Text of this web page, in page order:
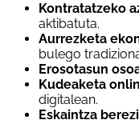
Kontratatzeko
aktibatuta.
Aurrezketa
bulego
Erosotasun
Kudeaketa
digitalean.
Eskaintza